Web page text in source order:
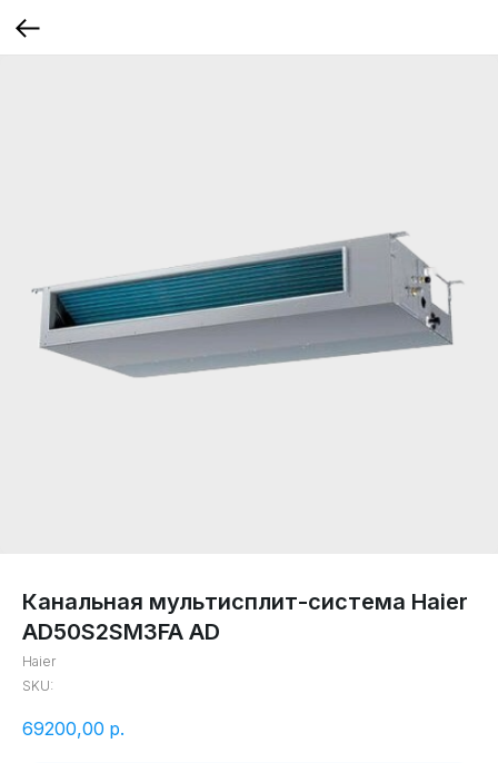
Канальная мультисплит-система Haier
AD50S2SM3FA AD
Haier
SKU:
69200,00 р.